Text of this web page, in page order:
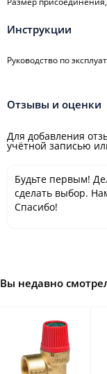
Инструкции
Руководство по
Отзывы и оценки
Для добавления
учётной записью
Будьте первым!
сделать выбор.
Спасибо!
Вы недавно